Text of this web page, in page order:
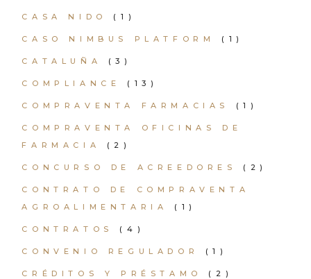
CASA NIDO (1)
CASO NIMBUS PLATFORM (1)
CATALUÑA (3)
COMPLIANCE (13)
COMPRAVENTA FARMACIAS (1)
COMPRAVENTA OFICINAS DE
FARMACIA
(2)
CONCURSO DE ACREEDORES (2)
CONTRATO DE COMPRAVENTA
AGROALIMENTARIA
(1)
CONTRATOS (4)
CONVENIO REGULADOR (1)
CRÉDITOS Y PRÉSTAMO (2)